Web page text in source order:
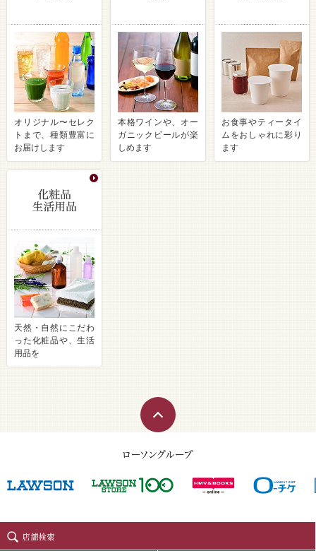
オリジナル〜セレク
トまで、種類豊富に
お届けします
本格ワインや、オー
ガニックビールが楽
しめます
お食事やティータイ
ムをおしゃれに彩り
ます
天然・自然にこだわ
った化粧品や、生活
用品を